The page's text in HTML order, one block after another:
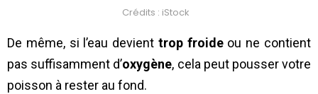
Crédits : iStock
De même, si l’eau devient trop froideou ne contient
pas suffisamment d’oxygène, cela peut pousser votre
poisson à rester au fond.